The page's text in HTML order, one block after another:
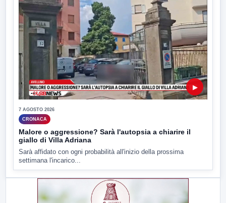
▶
7 AGOSTO 2026
CRONACA
Malore o aggressione? Sarà l'autopsia a chiarire il
giallo di Villa Adriana
Sarà affidato con ogni probabilità all'inizio della prossima
settimana l'incarico...